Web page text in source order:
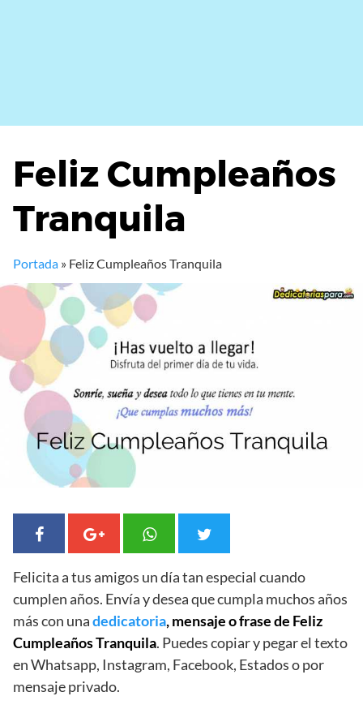
Feliz Cumpleaños
Tranquila
Portada » Feliz Cumpleaños Tranquila
Felicita a tus amigos un día tan especial cuando
cumplen años. Envía y desea que cumpla muchos años
más con unadedicatoria, mensaje o frase de Feliz
Cumpleaños Tranquila. Puedes copiar y pegar el texto
en Whatsapp, Instagram, Facebook, Estados o por
mensaje privado.